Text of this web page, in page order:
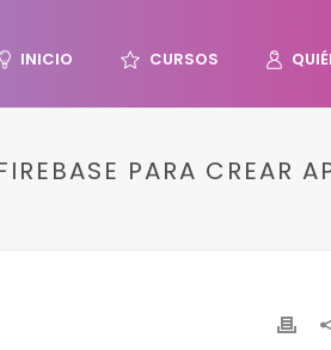
INICIO CURSOS
PARA CREAR